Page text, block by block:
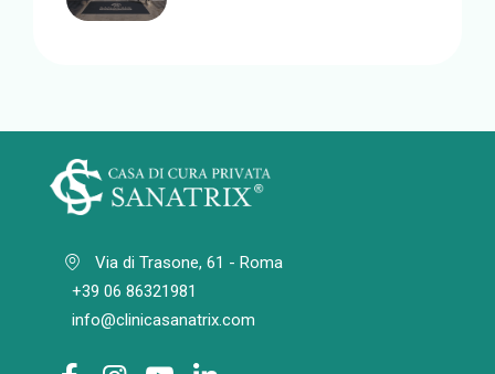
Via di Trasone, 61 - Roma
+39 06 86321981
info@clinicasanatrix.com